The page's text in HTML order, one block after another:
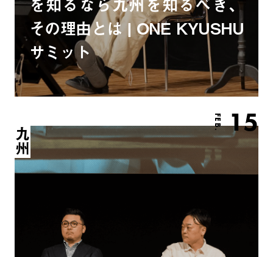
その理由とは | ONE KYUSHU
サミット
FEB. 15
九州